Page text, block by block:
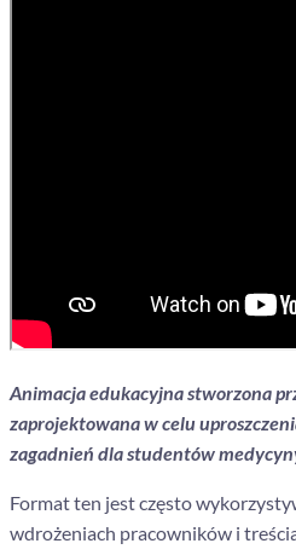
Animacja edukacyjna stworzona
zaprojektowana w celu
zagadnień dla studentów
Format ten jest często
wdrożeniach pracowników i